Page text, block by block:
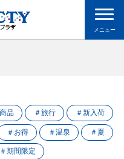
メニュー
品 ＃旅行 ＃新入荷
＃お得 ＃温泉 ＃夏
＃期間限定